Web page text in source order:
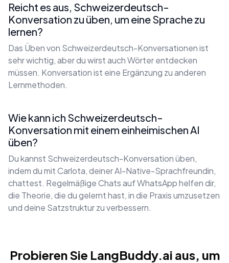
Reicht es aus, Schweizerdeutsch-
Konversation zu üben, um eine Sprache zu
lernen?
Das Üben von Schweizerdeutsch-Konversationen ist
sehr wichtig, aber du wirst auch Wörter entdecken
müssen. Konversation ist eine Ergänzung zu anderen
Lernmethoden.
Wie kann ich Schweizerdeutsch-
Konversation mit einem einheimischen AI
üben?
Du kannst Schweizerdeutsch-Konversation üben,
indem du mit Carlota, deiner AI-Native-Sprachfreundin,
chattest. Regelmäßige Chats auf WhatsApp helfen dir,
die Theorie, die du gelernt hast, in die Praxis umzusetzen
und deine Satzstruktur zu verbessern.
Probieren Sie LangBuddy.ai aus, um